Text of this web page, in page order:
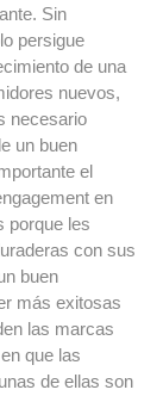
Sin
persigue
de una
nuevos,
necesario
un buen
el
en
porque les
con sus
buen
más exitosas
las marcas
que las
de ellas son